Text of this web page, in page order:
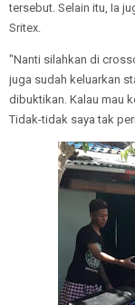
tersebut. Selain itu, Ia
Sritex.
"Nanti silahkan di
juga sudah keluarkan
dibuktikan. Kalau mau
Tidak-tidak saya tak